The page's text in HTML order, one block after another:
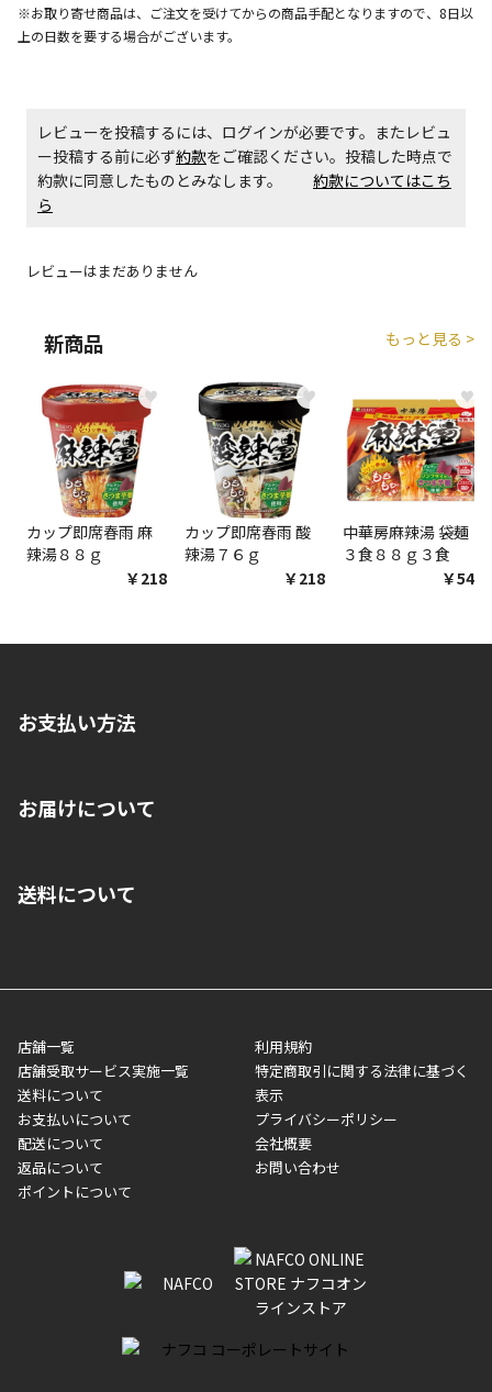
※お取り寄せ商品は、ご注文を受けてからの商品手配となりますので、8日以
上の日数を要する場合がございます。
レビューを投稿するには、ログインが必要です。またレビュ
ー投稿する前に必ず約款をご確認ください。投稿した時点で
約款に同意したものとみなします。 約款についてはこち
ら
レビューはまだありません
新商品 もっと見る >
♥
カップ即席春雨 麻
辣湯８８ｇ
￥218
♥
カップ即席春雨 酸
辣湯７６ｇ
￥218
♥
中華房麻辣湯 袋麺
３食８８ｇ３食
￥548
お支払い方法
いいただくことはできません。ご了承ください。
■代金引換(代引)※手数料がかかります
■商品によっては一部決済方法が使用できない場合がございま
す。
お届けについて
ご注文が確認出来次第、1～4営業日に発送いたします。「お取り
業日にてお引渡しとなります。(離島などの場合、例外もあります)
メーカー直送品など一部商品については、その他商品との購入に
制限がかかる場合がございます。また発送日についても、通常と
異なる場合がございます。対象商品の説明ページをご確認くださ
い。
■店舗受取をご選択いただいた場合
ご注文が確認出来次第、お受取される店舗在庫を使用してご準備
をさせていただきます。店舗に在庫がない場合は店舗よりお取り
いただく場合がございます。店舗準備でのお渡しとなる為、商品
のみの受け渡しとなります。（箱や納品書は付属しておりませ
ん）店舗で準備が出来次第、メールにてご連絡させていただきま
送料について
店舗一覧
店舗受取サービス実施一覧
送料について
お支払いについて
配送について
返品について
ポイントについて
利用規約
特定商取引に関する法律に基づく
表示
プライバシーポリシー
会社概要
お問い合わせ